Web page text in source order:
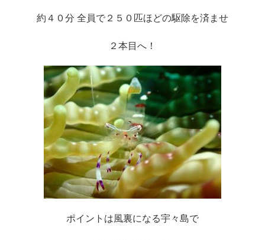
約４０分 全員で２５０匹ほどの駆除を済ませ
２本目へ！
ポイントは風裏になる宇々島で